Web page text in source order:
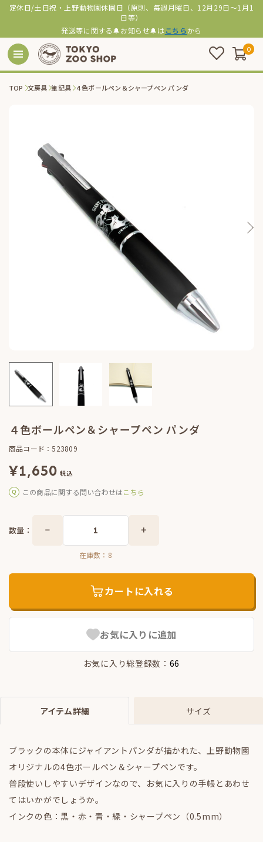
定休日/土日祝・上野動物園休園日（原則、毎週月曜日、12月29日～1月1
日等）
発送等に関する🔔お知らせ🔔は こちらから
0
TOP 文房具 筆記具 ４色ボールペン＆シャープペン パンダ
４色ボールペン＆シャープペン パンダ
商品コード：523809
¥1,650 税込
この商品に関する問い合わせはこちら
お気に入りに追加
お気に入り総登録数： 66
数量：
在庫数： 8
カートに入れる
アイテム詳細 サイズ
ブラックの本体にジャイアントパンダが描かれた、上野動物園
オリジナルの4色ボールペン＆シャープペンです。
普段使いしやすいデザインなので、お気に入りの手帳とあわせ
てはいかがでしょうか。
インクの色：黒・赤・青・緑・シャープペン（0.5mm）